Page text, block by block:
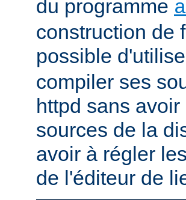
du programme
construction de
possible
compiler ses
httpd sans
sources de la
avoir à régler
de l'éditeur de